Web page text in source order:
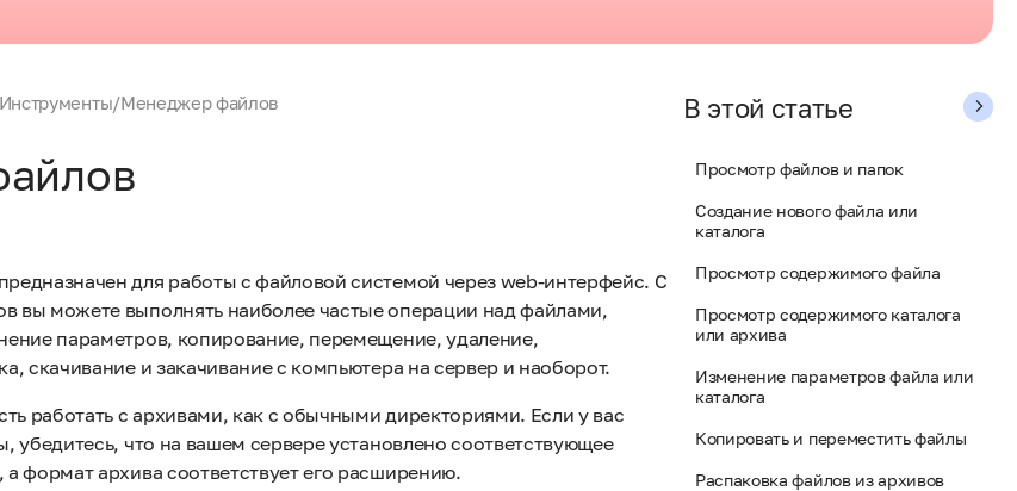
/Менеджер файлов
для работы с файловой системой через web-интерфейс. С
вы можете выполнять наиболее частые операции над файлами,
параметров, копирование, перемещение, удаление,
скачивание и закачивание с компьютера на сервер и наоборот.
работать с архивами, как с обычными директориями. Если у вас
убедитесь, что на вашем сервере установлено соответствующее
формат архива соответствует его расширению.
В этой статье
Просмотр файлов и папок
Создание нового файла или
каталога
Просмотр содержимого файла
Просмотр содержимого каталога
или архива
Изменение параметров файла или
каталога
Копировать и переместить файлы
Распаковка файлов из архивов